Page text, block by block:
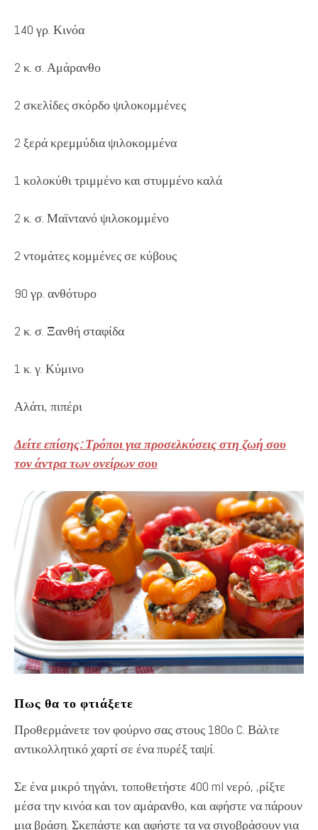
140 γρ. Κινόα
2 κ. σ. Αμάρανθο
2 σκελίδες σκόρδο ψιλοκομμένες
2 ξερά κρεμμύδια ψιλοκομμένα
1 κολοκύθι τριμμένο και στυμμένο καλά
2 κ. σ. Μαϊντανό ψιλοκομμένο
2 ντομάτες κομμένες σε κύβους
90 γρ. ανθότυρο
2 κ. σ. Ξανθή σταφίδα
1 κ. γ. Κύμινο
Αλάτι, πιπέρι
Δείτε επίσης: Τρόποι για προσελκύσεις στη ζωή σου
τον άντρα των ονείρων σου
Πως θα το φτιάξετε
Προθερμάνετε τον φούρνο σας στους 180ο C. Βάλτε
αντικολλητικό χαρτί σε ένα πυρέξ ταψί.
Σε ένα μικρό τηγάνι, τοποθετήστε 400 ml νερό, ,ρίξτε
μέσα την κινόα και τον αμάρανθο, και αφήστε να πάρουν
μια βράση. Σκεπάστε και αφήστε τα να σιγοβράσουν για